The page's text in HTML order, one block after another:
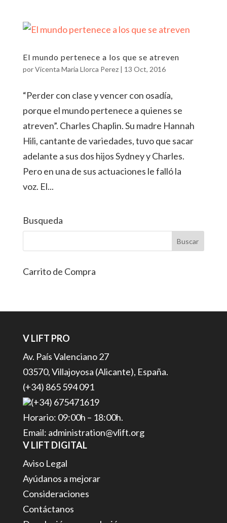
El mundo pertenece a los que se atreven
porVicenta Maria Llorca Perez| 13 Oct, 2016
“Perder con clase y vencer con osadía,
porque el mundo pertenece a quienes se
atreven”. Charles Chaplin. Su madre Hannah
Hili, cantante de variedades, tuvo que sacar
adelante a sus dos hijos Sydney y Charles.
Pero en una de sus actuaciones le falló la
voz. El...
Busqueda
Carrito de Compra
V LIFT PRO
Av. País Valenciano 27
03570, Villajoyosa (Alicante), España.
(+34) 865 594 091
(+34) 675471619
Horario: 09:00h – 18:00h.
Email: administration@vlift.org
V LIFT DIGITAL
Aviso Legal
Ayúdanos a mejorar
Consideraciones
Contáctanos